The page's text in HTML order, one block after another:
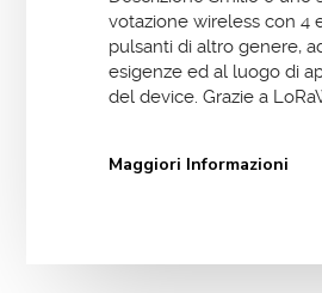
votazione wireless con 4
pulsanti di altro genere,
esigenze ed al luogo di
del device. Grazie a
Maggiori Informazioni